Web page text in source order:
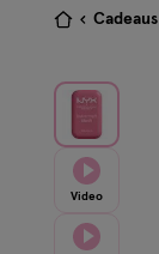
de
naar
de
footer
Je
hier:
Cadeaus
Video